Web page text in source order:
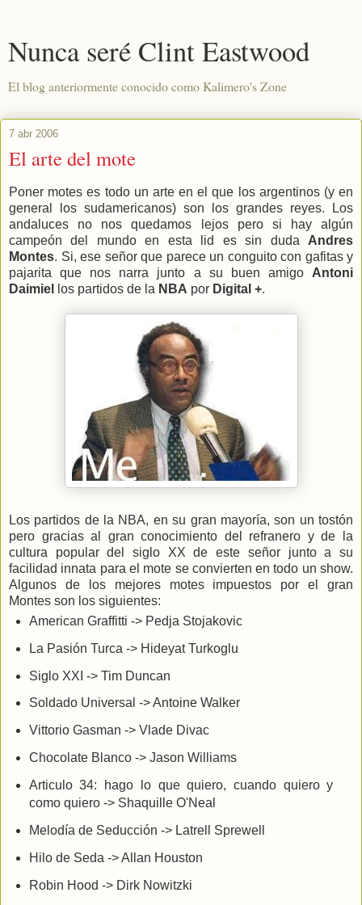
Nunca seré Clint Eastwood
El blog anteriormente conocido como Kalimero's Zone
7 abr 2006
El arte del mote
Poner motes es todo un arte en el que los argentinos (y en
general los sudamericanos) son los grandes reyes. Los
andaluces no nos quedamos lejos pero si hay algún
campeón del mundo en esta lid es sin duda Andres
Montes. Si, ese señor que parece un conguito con gafitas y
pajarita que nos narra junto a su buen amigo Antoni
Daimiel
los partidos de la NBA por Digital +.
Los partidos de la NBA, en su gran mayoría, son un tostón
pero gracias al gran conocimiento del refranero y de la
cultura popular del siglo XX de este señor junto a su
facilidad innata para el mote se convierten en todo un show.
Algunos de los mejores motes impuestos por el gran
Montes son los siguientes:
American Graffitti -> Pedja Stojakovic
La Pasión Turca -> Hideyat Turkoglu
Siglo XXI -> Tim Duncan
Soldado Universal -> Antoine Walker
Vittorio Gasman -> Vlade Divac
Chocolate Blanco -> Jason Williams
Articulo 34: hago lo que quiero, cuando quiero y
como quiero -> Shaquille O'Neal
Melodía de Seducción -> Latrell Sprewell
Hilo de Seda -> Allan Houston
Robin Hood -> Dirk Nowitzki